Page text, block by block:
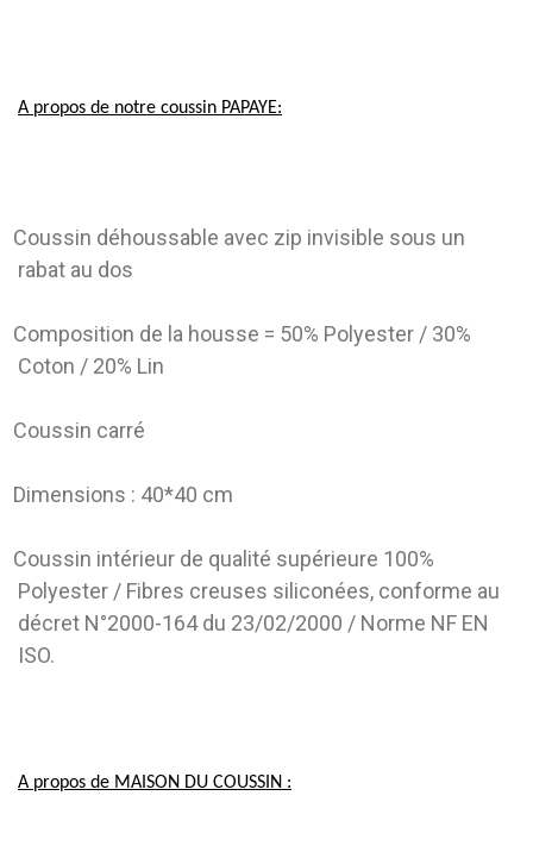
A propos de notre coussin PAPAYE:
Coussin déhoussable avec zip invisible sous un
rabat au dos
Composition de la housse = 50% Polyester / 30%
Coton / 20% Lin
Coussin carré
Dimensions : 40*40 cm
Coussin intérieur de qualité supérieure 100%
Polyester / Fibres creuses siliconées, conforme au
décret N°2000-164 du 23/02/2000 / Norme NF EN
ISO.
A propos de MAISON DU COUSSIN :